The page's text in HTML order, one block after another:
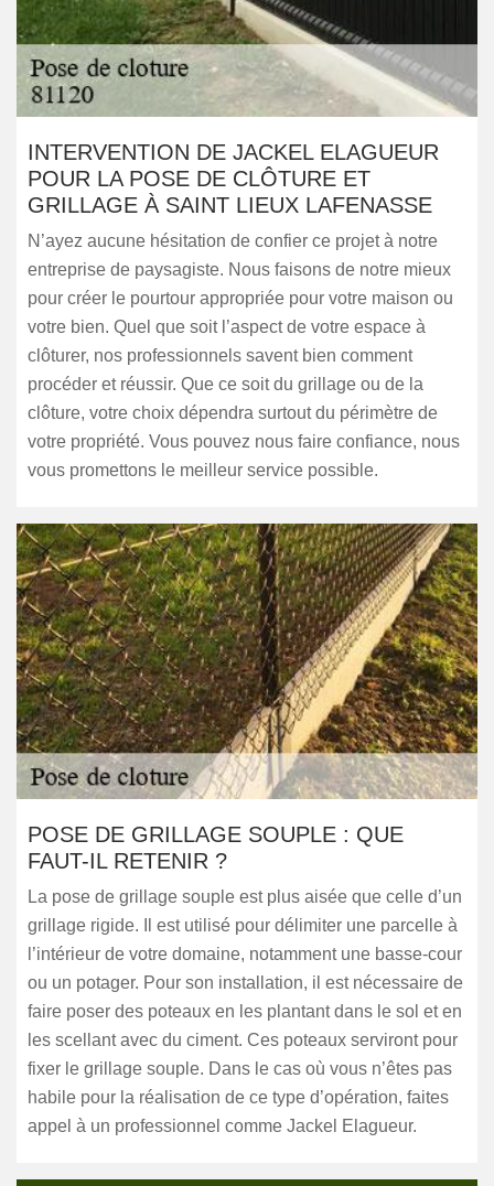
INTERVENTION DE JACKEL ELAGUEUR
POUR LA POSE DE CLÔTURE ET
GRILLAGE À SAINT LIEUX LAFENASSE
N’ayez aucune hésitation de confier ce projet à notre
entreprise de paysagiste. Nous faisons de notre mieux
pour créer le pourtour appropriée pour votre maison ou
votre bien. Quel que soit l’aspect de votre espace à
clôturer, nos professionnels savent bien comment
procéder et réussir. Que ce soit du grillage ou de la
clôture, votre choix dépendra surtout du périmètre de
votre propriété. Vous pouvez nous faire confiance, nous
vous promettons le meilleur service possible.
POSE DE GRILLAGE SOUPLE : QUE
FAUT-IL RETENIR ?
La pose de grillage souple est plus aisée que celle d’un
grillage rigide. Il est utilisé pour délimiter une parcelle à
l’intérieur de votre domaine, notamment une basse-cour
ou un potager. Pour son installation, il est nécessaire de
faire poser des poteaux en les plantant dans le sol et en
les scellant avec du ciment. Ces poteaux serviront pour
fixer le grillage souple. Dans le cas où vous n’êtes pas
habile pour la réalisation de ce type d’opération, faites
appel à un professionnel comme Jackel Elagueur.